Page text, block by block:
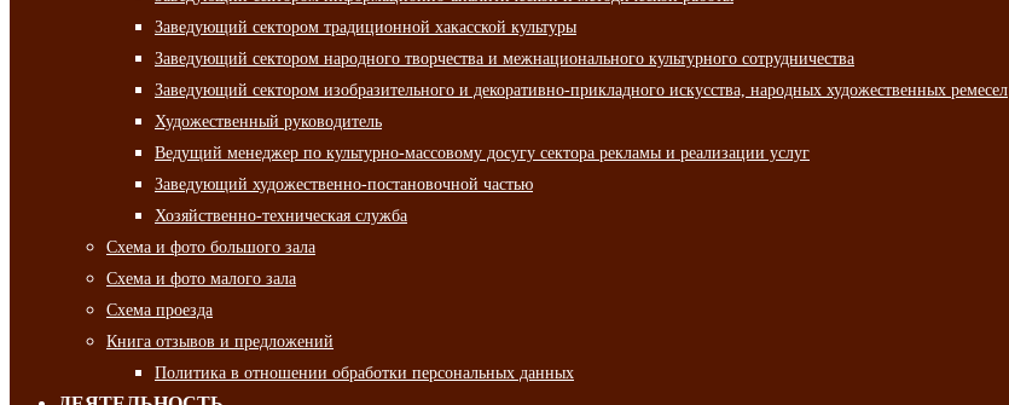
Заведующий сектором традиционной хакасской культуры
Заведующий сектором народного творчества и межнационального культурного сотрудничества
Заведующий сектором изобразительного и декоративно-прикладного искусства, народных художественных ремесел
Художественный руководитель
Ведущий менеджер по культурно-массовому досугу сектора рекламы и реализации услуг
Заведующий художественно-постановочной частью
Хозяйственно-техническая служба
Схема и фото большого зала
Схема и фото малого зала
Схема проезда
Книга отзывов и предложений
Политика в отношении обработки персональных данных